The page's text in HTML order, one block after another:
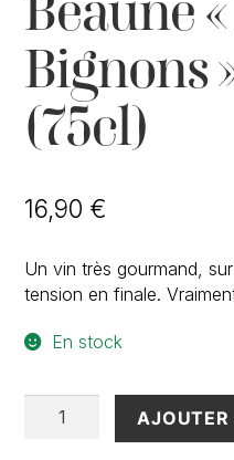
Beaune
Bignons
(75cl)
16,90 €
Un vin très gourmand,
tension en finale.
En stock
quantité
AJOUTER